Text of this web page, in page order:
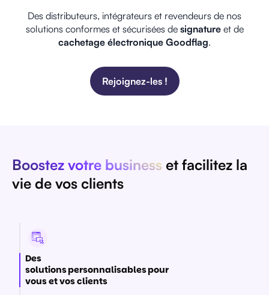
Des distributeurs, intégrateurs et revendeurs de nos
solutions conformes et sécurisées de signature et de
cachetage électronique Goodflag.
Rejoignez-les !
Boostez votre business et facilitez la
vie de vos clients
Des
solutions personnalisables pour
vous et vos clients